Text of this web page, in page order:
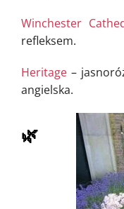
Winchester
refleksem.
Heritage –
angielska.
🌿